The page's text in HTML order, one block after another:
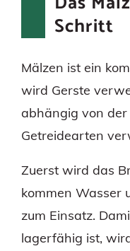
Schritt
Mälzen ist ein
wird Gerste
abhängig von
Getreidearten
Zuerst wird das
kommen Wasser
zum Einsatz.
lagerfähig ist,